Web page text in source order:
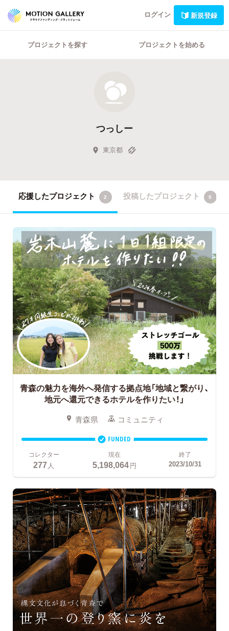
ログイン 新規登録
プロジェクトを探す プロジェクトを始める
つっしー
東京都
応援したプロジェクト 2 投稿したプロジェクト 0
青森の魅力を海外へ発信する拠点地「地域と繋がり、
地元へ還元できるホテルを作りたい！」
青森県 コミュニティ
FUNDED
コレクター
277 人
現在
5,198,064円
終了
2023/10/31